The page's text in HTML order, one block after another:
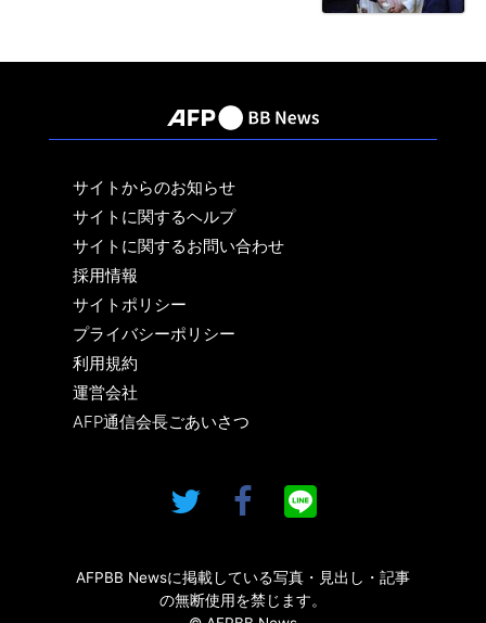
サイトからのお知らせ
サイトに関するヘルプ
サイトに関するお問い合わせ
採用情報
サイトポリシー
プライバシーポリシー
利用規約
運営会社
AFP通信会長ごあいさつ
AFPBB Newsに掲載している写真・見出し・記事
の無断使用を禁じます。